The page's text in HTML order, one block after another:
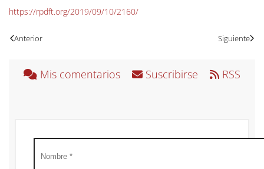
https://rpdft.org/2019/09/10/2160/
Anterior Siguiente
Mis comentarios Suscribirse RSS